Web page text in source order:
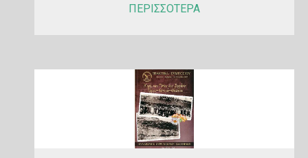
ΠΕΡΙΣΣΟΤΕΡΑ